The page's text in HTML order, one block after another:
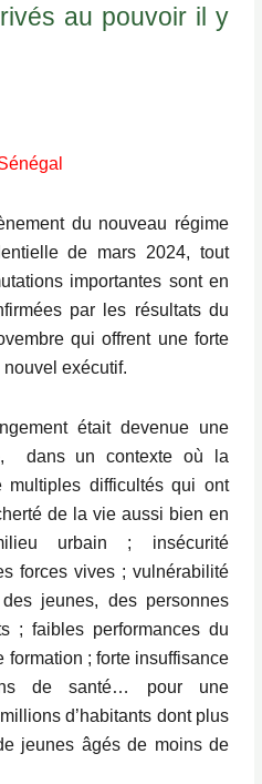
au pouvoir il y
du nouveau régime
de mars 2024, tout
importantes sont en
par les résultats du
qui offrent une forte
exécutif.
était devenue une
dans un contexte où la
difficultés qui ont
de la vie aussi bien en
urbain ; insécurité
forces vives ; vulnérabilité
jeunes, des personnes
; faibles performances du
formation ; forte insuffisance
de santé… pour une
d’habitants dont plus
jeunes âgés de moins de